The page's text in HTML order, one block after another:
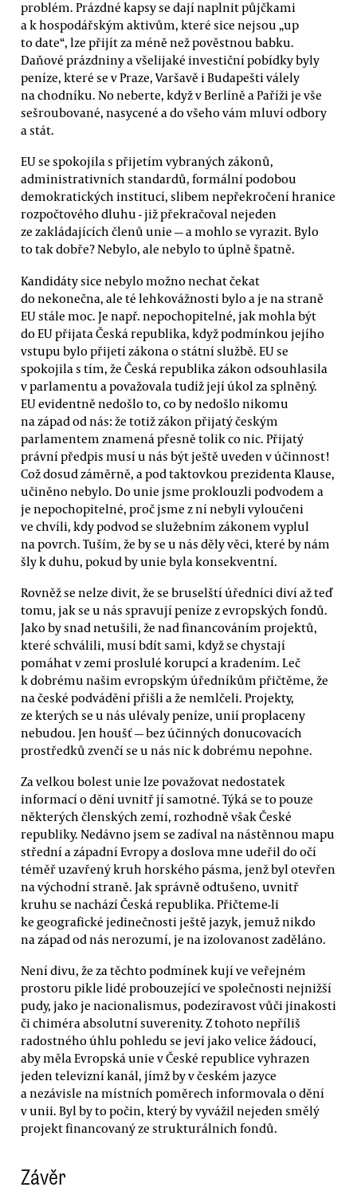
problém. Prázdné kapsy se dají naplnit půjčkami
a k hospodářským aktivům, které sice nejsou „up
to date“, lze přijít za méně než pověstnou babku.
Daňové prázdniny a všelijaké investiční pobídky byly
peníze, které se v Praze, Varšavě i Budapešti válely
na chodníku. No neberte, když v Berlíně a Paříži je vše
sešroubované, nasycené a do všeho vám mluví odbory
a stát.
EU se spokojila s přijetím vybraných zákonů,
administrativních standardů, formální podobou
demokratických institucí, slibem nepřekročení hranice
rozpočtového dluhu - již překračoval nejeden
ze zakládajících členů unie — a mohlo se vyrazit. Bylo
to tak dobře? Nebylo, ale nebylo to úplně špatně.
Kandidáty sice nebylo možno nechat čekat
do nekonečna, ale té lehkovážnosti bylo a je na straně
EU stále moc. Je např. nepochopitelné, jak mohla být
do EU přijata Česká republika, když podmínkou jejího
vstupu bylo přijetí zákona o státní službě. EU se
spokojila s tím, že Česká republika zákon odsouhlasila
v parlamentu a považovala tudíž její úkol za splněný.
EU evidentně nedošlo to, co by nedošlo nikomu
na západ od nás: že totiž zákon přijatý českým
parlamentem znamená přesně tolik co nic. Přijatý
právní předpis musí u nás být ještě uveden v účinnost!
Což dosud záměrně, a pod taktovkou prezidenta Klause,
učiněno nebylo. Do unie jsme proklouzli podvodem a
je nepochopitelné, proč jsme z ní nebyli vyloučeni
ve chvíli, kdy podvod se služebním zákonem vyplul
na povrch. Tuším, že by se u nás děly věci, které by nám
šly k duhu, pokud by unie byla konsekventní.
Rovněž se nelze divit, že se bruselští úředníci diví až teď
tomu, jak se u nás spravují peníze z evropských fondů.
Jako by snad netušili, že nad financováním projektů,
které schválili, musí bdít sami, když se chystají
pomáhat v zemi proslulé korupcí a kradením. Leč
k dobrému našim evropským úředníkům přičtěme, že
na české podvádění přišli a že nemlčeli. Projekty,
ze kterých se u nás ulévaly peníze, unií proplaceny
nebudou. Jen houšť — bez účinných donucovacích
prostředků zvenčí se u nás nic k dobrému nepohne.
Za velkou bolest unie lze považovat nedostatek
informací o dění uvnitř jí samotné. Týká se to pouze
některých členských zemí, rozhodně však České
republiky. Nedávno jsem se zadíval na nástěnnou mapu
střední a západní Evropy a doslova mne udeřil do očí
téměř uzavřený kruh horského pásma, jenž byl otevřen
na východní straně. Jak správně odtušeno, uvnitř
kruhu se nachází Česká republika. Přičteme-li
ke geografické jedinečnosti ještě jazyk, jemuž nikdo
na západ od nás nerozumí, je na izolovanost zaděláno.
Není divu, že za těchto podmínek kují ve veřejném
prostoru pikle lidé probouzející ve společnosti nejnižší
pudy, jako je nacionalismus, podezíravost vůči jinakosti
či chiméra absolutní suverenity. Z tohoto nepříliš
radostného úhlu pohledu se jeví jako velice žádoucí,
aby měla Evropská unie v České republice vyhrazen
jeden televizní kanál, jímž by v českém jazyce
a nezávisle na místních poměrech informovala o dění
v unii. Byl by to počin, který by vyvážil nejeden smělý
projekt financovaný ze strukturálních fondů.
Závěr